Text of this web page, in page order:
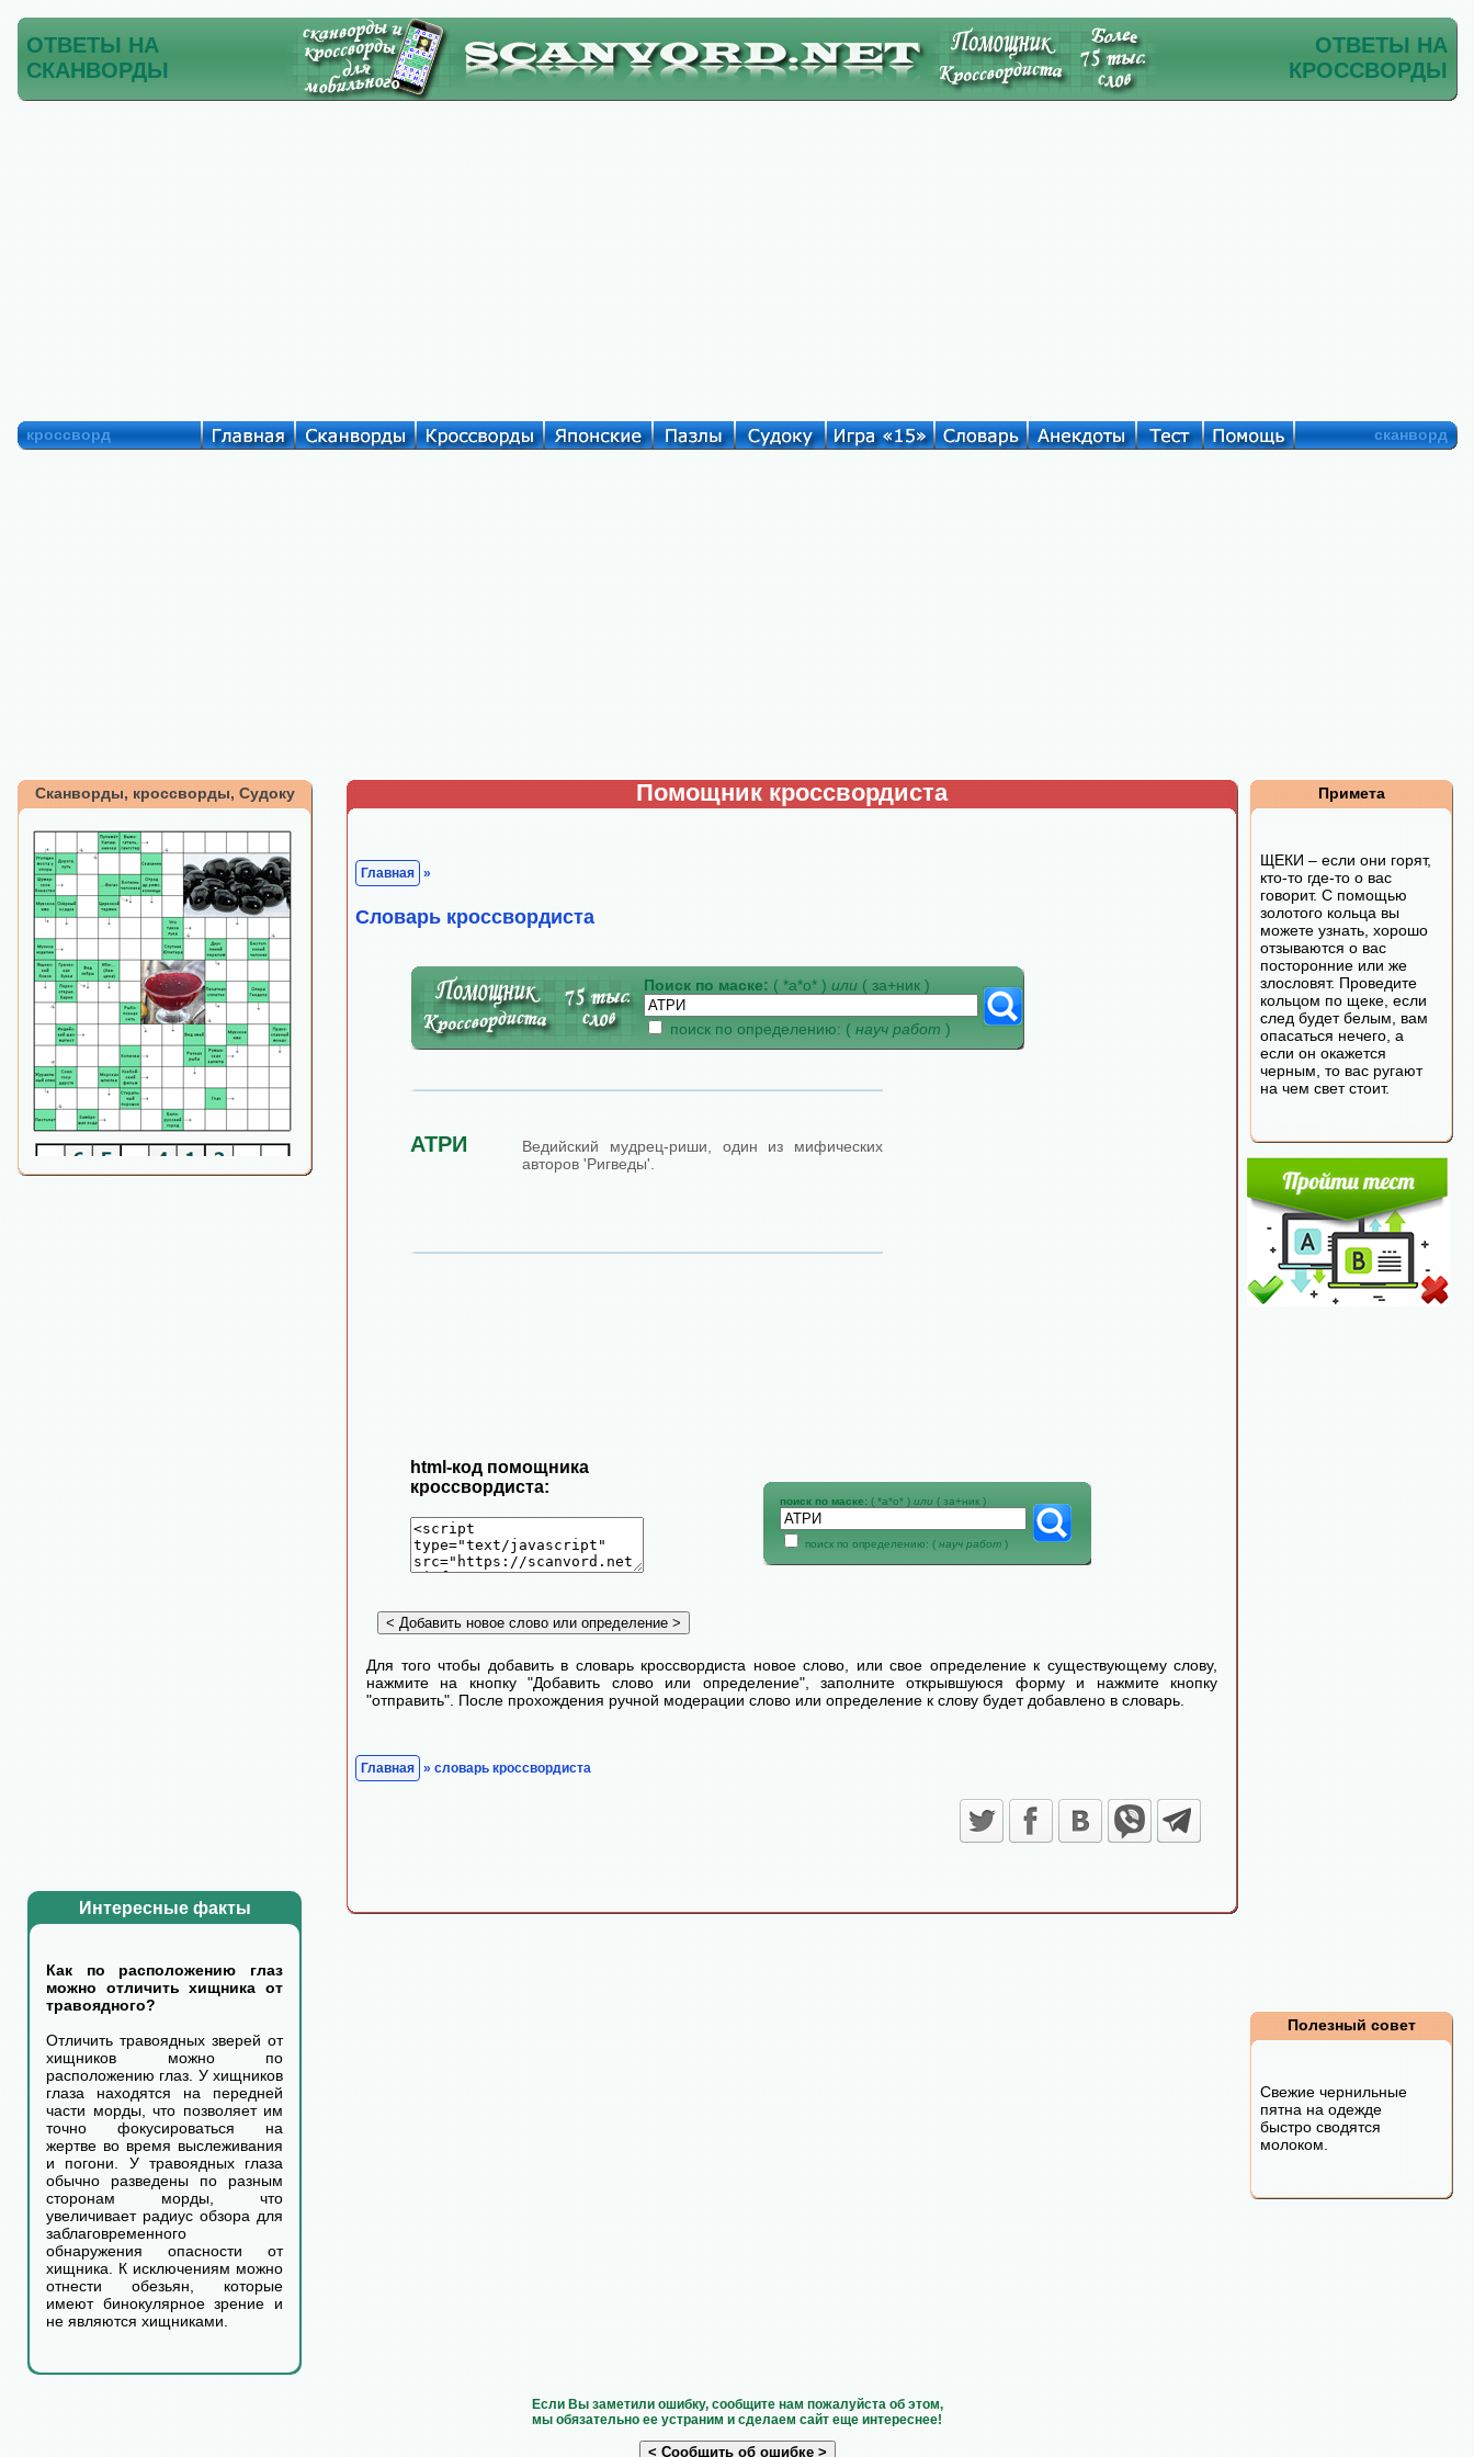
ОТВЕТЫ НА
СКАНВОРДЫ
ОТВЕТЫ НА
КРОССВОРДЫ
кроссворд сканворд
Сканворды, кроссворды, Судоку
Интересные факты
Как по расположению глаз
можно отличить хищника от
травоядного?
Отличить травоядных зверей от
хищников можно по
расположению глаз. У хищников
глаза находятся на передней
части морды, что позволяет им
точно фокусироваться на
жертве во время выслеживания
и погони. У травоядных глаза
обычно разведены по разным
сторонам морды, что
увеличивает радиус обзора для
заблаговременного
обнаружения опасности от
хищника. К исключениям можно
отнести обезьян, которые
имеют бинокулярное зрение и
не являются хищниками.
Помощник кроссвордиста
Главная »
Cловарь кроссвордиста
Поиск по маске: ( *а*о* ) или ( за+ник )
поиск по определению: ( науч работ )
АТРИ
Ведийский мудрец-риши, один из мифических
авторов 'Ригведы'.
html-код помощника
кроссвордиста:
поиск по маске: ( *а*о* ) или ( за+ник )
поиск по определению: ( науч работ )
Для того чтобы добавить в словарь кроссвордиста новое слово, или свое определение к существующему слову,
нажмите на кнопку "Добавить слово или определение", заполните открывшуюся форму и нажмите кнопку
"отправить". После прохождения ручной модерации слово или определение к слову будет добавлено в словарь.
Главная » словарь кроссвордиста
Примета
ЩЕКИ – если они горят,
кто-то где-то о вас
говорит. С помощью
золотого кольца вы
можете узнать, хорошо
отзываются о вас
посторонние или же
злословят. Проведите
кольцом по щеке, если
след будет белым, вам
опасаться нечего, а
если он окажется
черным, то вас ругают
на чем свет стоит.
Полезный совет
Свежие чернильные
пятна на одежде
быстро сводятся
молоком.
Если Вы заметили ошибку, сообщите нам пожалуйста об этом,
мы обязательно ее устраним и сделаем сайт еще интереснее!